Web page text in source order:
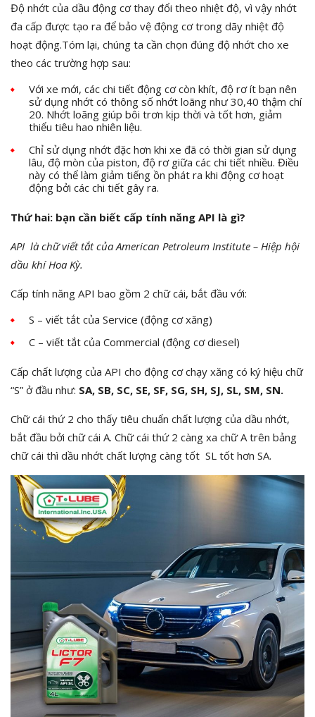
Độ nhớt của dầu động cơ thay đổi theo nhiệt độ, vì vậy nhớt
đa cấp được tạo ra để bảo vệ động cơ trong dãy nhiệt độ
hoạt động.Tóm lại, chúng ta cần chọn đúng độ nhớt cho xe
theo các trường hợp sau:
Với xe mới, các chi tiết động cơ còn khít, độ rơ ít bạn nên
sử dụng nhớt có thông số nhớt loãng như 30,40 thậm chí
20. Nhớt loãng giúp bôi trơn kịp thời và tốt hơn, giảm
thiểu tiêu hao nhiên liệu.
Chỉ sử dụng nhớt đặc hơn khi xe đã có thời gian sử dụng
lâu, độ mòn của piston, độ rơ giữa các chi tiết nhiều. Điều
này có thể làm giảm tiếng ồn phát ra khi động cơ hoạt
động bởi các chi tiết gây ra.
Thứ hai: bạn cần biết cấp tính năng API là gì?
API là chữ viết tắt của American Petroleum Institute – Hiệp hội
dầu khí Hoa Kỳ.
Cấp tính năng API bao gồm 2 chữ cái, bắt đầu với:
S – viết tắt của Service (động cơ xăng)
C – viết tắt của Commercial (động cơ diesel)
Cấp chất lượng của API cho động cơ chạy xăng có ký hiệu chữ
“S” ở đầu như: SA, SB, SC, SE, SF, SG, SH, SJ, SL, SM, SN.
Chữ cái thứ 2 cho thấy tiêu chuẩn chất lượng của dầu nhớt,
bắt đầu bởi chữ cái A. Chữ cái thứ 2 càng xa chữ A trên bảng
chữ cái thì dầu nhớt chất lượng càng tốt SL tốt hơn SA.